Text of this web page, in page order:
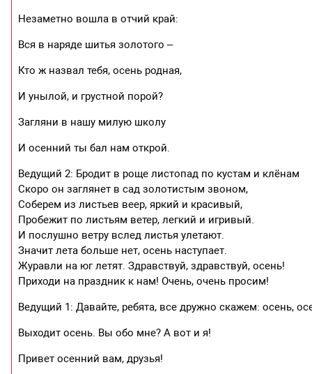
Незаметно вошла в отчий край:
Вся в наряде шитья золотого –
Кто ж назвал тебя, осень родная,
И унылой, и грустной порой?
Загляни в нашу милую школу
И осенний ты бал нам открой.
Ведущий 2: Бродит в роще листопад по кустам и клёнам
Скоро он заглянет в сад золотистым звоном,
Соберем из листьев веер, яркий и красивый,
Пробежит по листьям ветер, легкий и игривый.
И послушно ветру вслед листья улетают.
Значит лета больше нет, осень наступает.
Журавли на юг летят. Здравствуй, здравствуй, осень!
Приходи на праздник к нам! Очень, очень просим!
Ведущий 1: Давайте, ребята, все дружно скажем: осень,
Выходит осень. Вы обо мне? А вот и я!
Привет осенний вам, друзья!